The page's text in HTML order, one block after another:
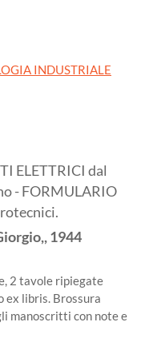
INDUSTRIALE
ELETTRICI dal
- FORMULARIO
1944
2 tavole ripiegate
ex libris. Brossura
manoscritti con note e